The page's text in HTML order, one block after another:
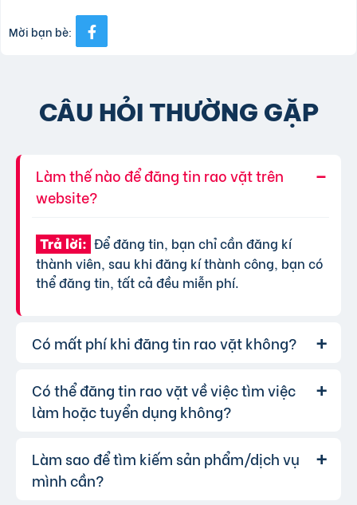
Mời bạn bè:
CÂU HỎI THƯỜNG GẶP
Làm thế nào để đăng tin rao vặt trên
website?
Trả lời: Để đăng tin, bạn chỉ cần đăng kí
thành viên, sau khi đăng kí thành công, bạn có
thể đăng tin, tất cả đều miễn phí.
Có mất phí khi đăng tin rao vặt không?
Trả lời: Chúng tôi cung cấp gói đăng tin miễn
phí cơ bản cho tất cả người dùng. Tuy nhiên, để
thị, bạn có thể lựa chọn các gói dịch vụ nâng
cấp với chi phí hợp lý, xem thêmphí dịch vụ tin
VIP.
Có thể đăng tin rao vặt về việc tìm việc
làm hoặc tuyển dụng không?
Trả lời: Hoàn toàn có thể. Website của chúng
tôi hỗ trợ đăng tin tuyển dụng và tìm việc làm.
Làm sao để tìm kiếm sản phẩm/dịch vụ
mình cần?